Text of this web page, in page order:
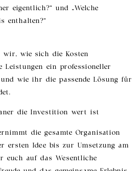
eigentlich?“ und „Welche
enthalten?“
wir, wie sich die Kosten
Leistungen ein professioneller
wie ihr die passende Lösung für
die Investition wert ist
die gesamte Organisation
ersten Idee bis zur Umsetzung am
euch auf das Wesentliche